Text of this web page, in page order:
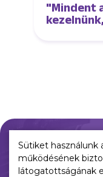
"Mindent
Múltunk
Sütiket használunk
működésének
látogatottságának